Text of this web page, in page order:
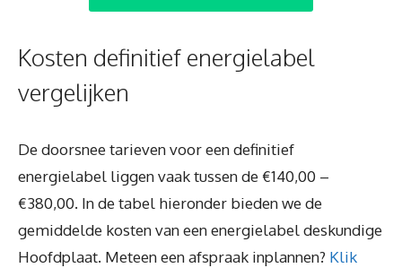
Kosten definitief energielabel
vergelijken
De doorsnee tarieven voor een definitief
energielabel liggen vaak tussen de €140,00 –
€380,00. In de tabel hieronder bieden we de
gemiddelde kosten van een energielabel deskundige
Hoofdplaat. Meteen een afspraak inplannen? Klik